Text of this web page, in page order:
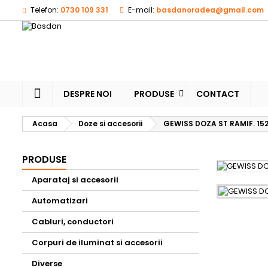
Telefon: 0730 109 331 E-mail: basdanoradea@gmail.com
DESPRE NOI PRODUSE CONTACT
Acasa Doze si accesorii GEWISS DOZA ST RAMIF.
PRODUSE
Aparataj si accesorii
Automatizari
Cabluri, conductori
Corpuri de iluminat si accesorii
Diverse